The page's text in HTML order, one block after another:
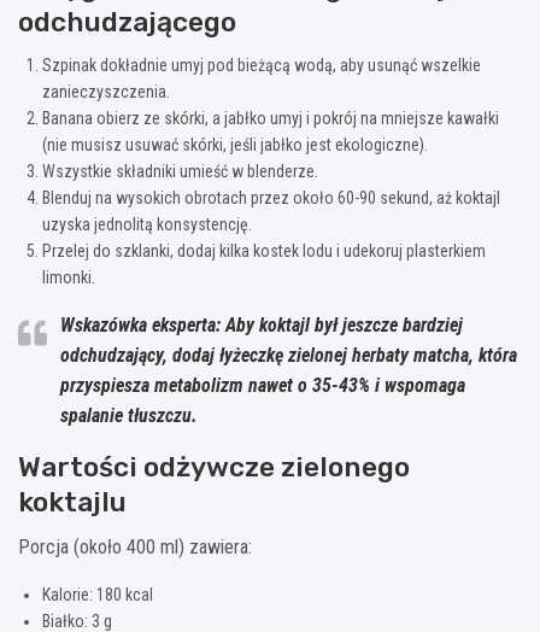
odchudzającego
Szpinak dokładnie umyj pod bieżącą wodą, aby usunąć wszelkie
zanieczyszczenia.
Banana obierz ze skórki, a jabłko umyj i pokrój na mniejsze kawałki
(nie musisz usuwać skórki, jeśli jabłko jest ekologiczne).
Wszystkie składniki umieść w blenderze.
Blenduj na wysokich obrotach przez około 60-90 sekund, aż koktajl
uzyska jednolitą konsystencję.
Przelej do szklanki, dodaj kilka kostek lodu i udekoruj plasterkiem
limonki.
Wskazówka eksperta: Aby koktajl był jeszcze bardziej
odchudzający, dodaj łyżeczkę zielonej herbaty matcha, która
przyspiesza metabolizm nawet o 35-43% i wspomaga
spalanie tłuszczu.
Wartości odżywcze zielonego
koktajlu
Porcja (około 400 ml) zawiera:
Kalorie: 180 kcal
Białko: 3 g